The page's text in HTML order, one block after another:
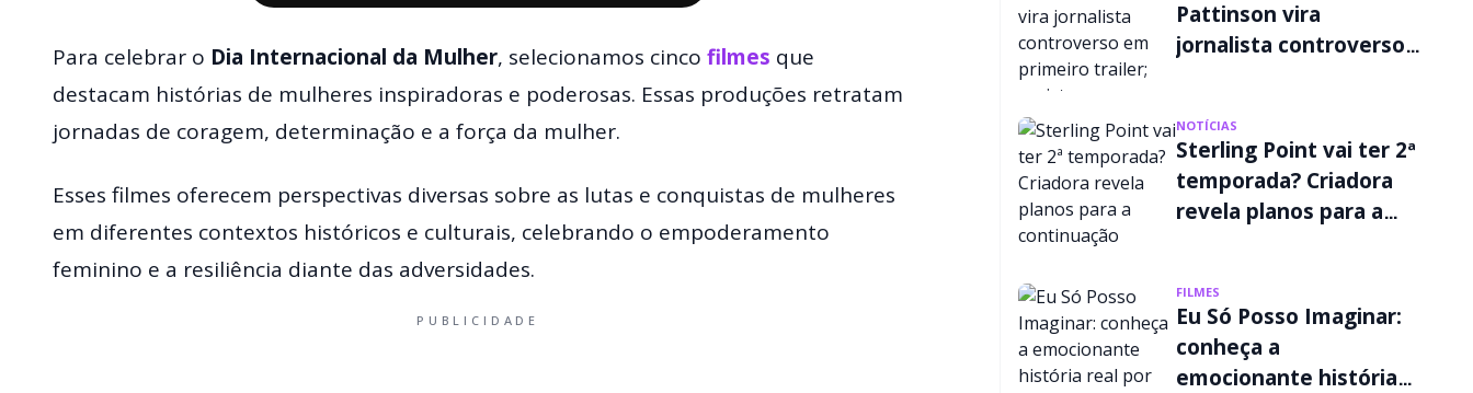
Para celebrar o Dia Internacional da Mulher, selecionamos cinco filmes que
destacam histórias de mulheres inspiradoras e poderosas. Essas produções retratam
jornadas de coragem, determinação e a força da mulher.
Esses filmes oferecem perspectivas diversas sobre as lutas e conquistas de mulheres
em diferentes contextos históricos e culturais, celebrando o empoderamento
feminino e a resiliência diante das adversidades.
PUBLICIDADE
Pattinson vira
jornalista controverso
NOTÍCIAS
Sterling Point vai ter 2ª
temporada? Criadora
revela planos para a
FILMES
Eu Só Posso Imaginar:
conheça a
emocionante história